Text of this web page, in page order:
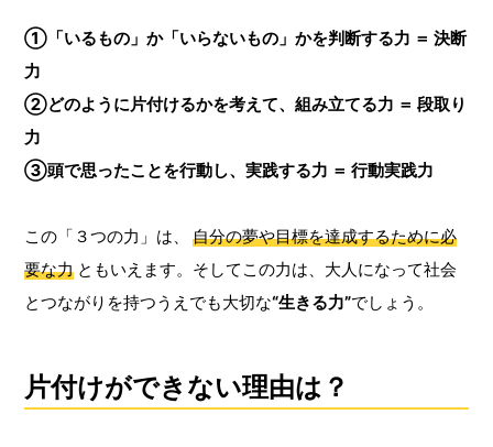
①「いるもの」か「いらないもの」かを判断する力 ＝ 決断
力
②どのように片付けるかを考えて、組み立てる力 ＝ 段取り
力
③頭で思ったことを行動し、実践する力 ＝ 行動実践力
この「３つの力」は、
自分の夢や目標を達成するために必
要な力 ともいえます。そしてこの力は、大人になって社会
とつながりを持つうえでも大切な“生きる力”でしょう。
片付けができない理由は？